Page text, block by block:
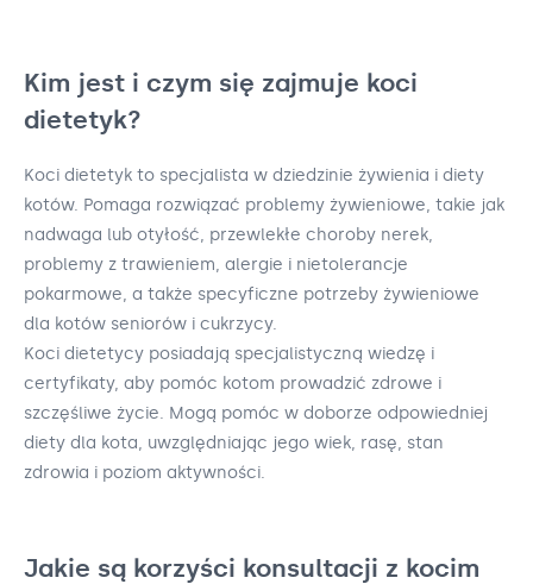
Kim jest i czym się zajmuje koci
dietetyk?
Koci dietetyk to specjalista w dziedzinie żywienia i diety
kotów. Pomaga rozwiązać problemy żywieniowe, takie jak
nadwaga lub otyłość, przewlekłe choroby nerek,
problemy z trawieniem, alergie i nietolerancje
pokarmowe, a także specyficzne potrzeby żywieniowe
dla kotów seniorów i cukrzycy.
Koci dietetycy posiadają specjalistyczną wiedzę i
certyfikaty, aby pomóc kotom prowadzić zdrowe i
szczęśliwe życie. Mogą pomóc w doborze odpowiedniej
diety dla kota, uwzględniając jego wiek, rasę, stan
zdrowia i poziom aktywności.
Jakie są korzyści konsultacji z kocim